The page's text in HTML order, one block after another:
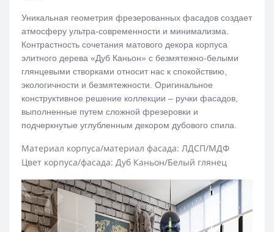
Уникальная геометрия фрезерованных фасадов создает
атмосферу ультра-современности и минимализма.
Контрастность сочетания матового декора корпуса
элитного дерева «Дуб Каньон» с безмятежно-белыми
глянцевыми створками относит нас к спокойствию,
экологичности и безмятежности. Оригинальное
конструктивное решение коллекции – ручки фасадов,
выполненные путем сложной фрезеровки и
подчеркнутые углубленным декором дубового спила.
Материал корпуса/материал фасада: ЛДСП/МДФ
Цвет корпуса/фасада: Дуб Каньон/Белый глянец